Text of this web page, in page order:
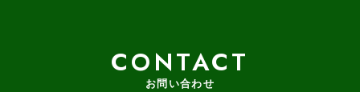
CONTACT
お問い合わせ